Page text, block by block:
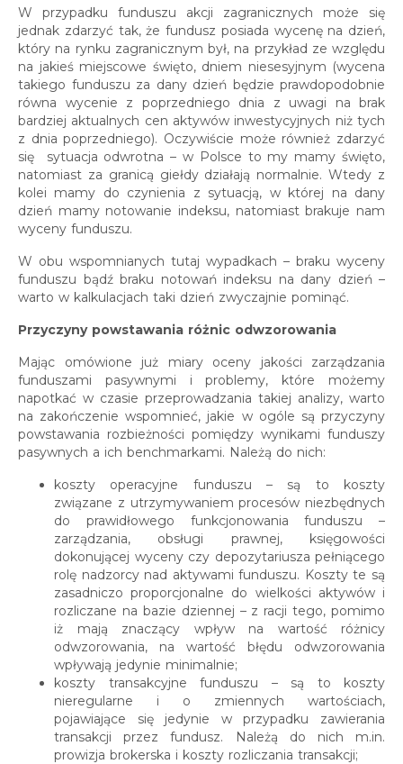
W przypadku funduszu akcji zagranicznych może się
jednak zdarzyć tak, że fundusz posiada wycenę na dzień,
który na rynku zagranicznym był, na przykład ze względu
na jakieś miejscowe święto, dniem niesesyjnym (wycena
takiego funduszu za dany dzień będzie prawdopodobnie
równa wycenie z poprzedniego dnia z uwagi na brak
bardziej aktualnych cen aktywów inwestycyjnych niż tych
z dnia poprzedniego). Oczywiście może również zdarzyć
się sytuacja odwrotna – w Polsce to my mamy święto,
natomiast za granicą giełdy działają normalnie. Wtedy z
kolei mamy do czynienia z sytuacją, w której na dany
dzień mamy notowanie indeksu, natomiast brakuje nam
wyceny funduszu.
W obu wspomnianych tutaj wypadkach – braku wyceny
funduszu bądź braku notowań indeksu na dany dzień –
warto w kalkulacjach taki dzień zwyczajnie pominąć.
Przyczyny powstawania różnic odwzorowania
Mając omówione już miary oceny jakości zarządzania
funduszami pasywnymi i problemy, które możemy
napotkać w czasie przeprowadzania takiej analizy, warto
na zakończenie wspomnieć, jakie w ogóle są przyczyny
powstawania rozbieżności pomiędzy wynikami funduszy
pasywnych a ich benchmarkami. Należą do nich:
koszty operacyjne funduszu – są to koszty
związane z utrzymywaniem procesów niezbędnych
do prawidłowego funkcjonowania funduszu –
zarządzania, obsługi prawnej, księgowości
dokonującej wyceny czy depozytariusza pełniącego
rolę nadzorcy nad aktywami funduszu. Koszty te są
zasadniczo proporcjonalne do wielkości aktywów i
rozliczane na bazie dziennej – z racji tego, pomimo
iż mają znaczący wpływ na wartość różnicy
odwzorowania, na wartość błędu odwzorowania
wpływają jedynie minimalnie;
koszty transakcyjne funduszu – są to koszty
nieregularne i o zmiennych wartościach,
pojawiające się jedynie w przypadku zawierania
transakcji przez fundusz. Należą do nich m.in.
prowizja brokerska i koszty rozliczania transakcji;